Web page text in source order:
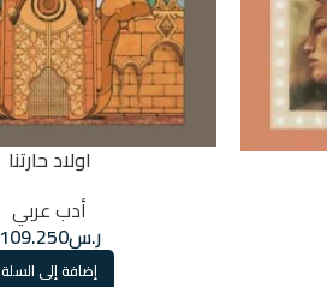
اولاد حارتنا
أدب عربي
ر.س109.250
إضافة إلى السلة